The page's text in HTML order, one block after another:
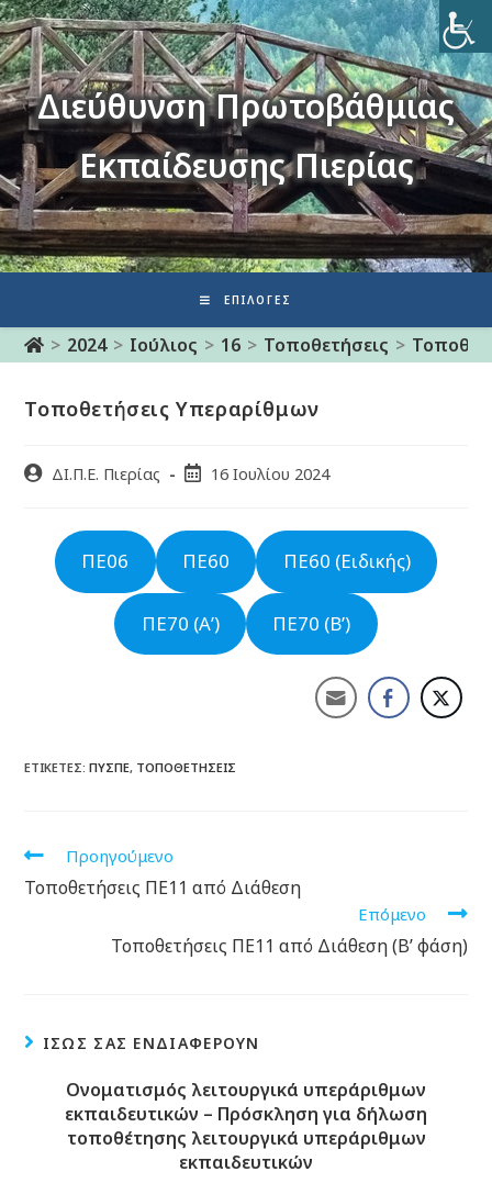
Διεύθυνση Πρωτοβάθμιας
Εκπαίδευσης Πιερίας
ΕΠΙΛΟΓΈΣ
> 2024 > Ιούλιος > 16 > Τοποθετήσεις >
Τοποθετήσεις Υπεραρίθμων
ΔΙ.Π.Ε. Πιερίας 16 Ιουλίου 2024
ΠΕ06 ΠΕ60 ΠΕ60 (Ειδικής)
ΠΕ70 (Α’) ΠΕ70 (Β’)
ΕΤΙΚΈΤΕΣ:ΠΥΣΠΕ, ΤΟΠΟΘΕΤΉΣΕΙΣ
Προηγούμενο
Τοποθετήσεις ΠΕ11 από Διάθεση
Επόμενο
Τοποθετήσεις ΠΕ11 από Διάθεση (Β’ φάση)
ΊΣΩΣ ΣΑΣ ΕΝΔΙΑΦΈΡΟΥΝ
Ονοματισμός λειτουργικά υπεράριθμων
εκπαιδευτικών – Πρόσκληση για δήλωση
τοποθέτησης λειτουργικά υπεράριθμων
εκπαιδευτικών